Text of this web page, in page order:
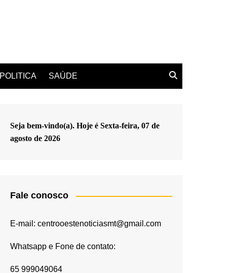
POLITICA SAÚDE
Seja bem-vindo(a). Hoje é Sexta-feira, 07 de
agosto de 2026
Fale conosco
E-mail: centrooestenoticiasmt@gmail.com
Whatsapp e Fone de contato:
65 999049064